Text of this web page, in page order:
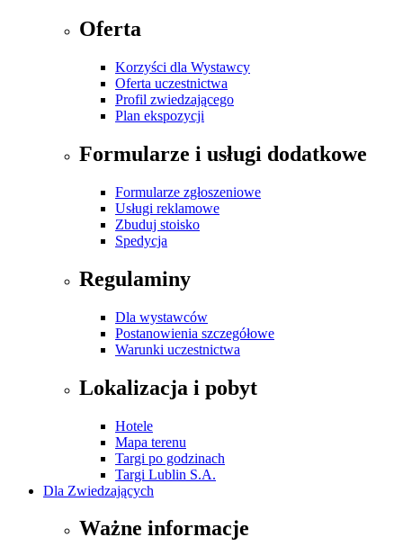
Oferta
Korzyści dla Wystawcy
Oferta uczestnictwa
Profil zwiedzającego
Plan ekspozycji
Formularze i usługi dodatkowe
Formularze zgłoszeniowe
Usługi reklamowe
Zbuduj stoisko
Spedycja
Regulaminy
Dla wystawców
Postanowienia szczegółowe
Warunki uczestnictwa
Lokalizacja i pobyt
Hotele
Mapa terenu
Targi po godzinach
Targi Lublin S.A.
Dla Zwiedzających
Ważne informacje